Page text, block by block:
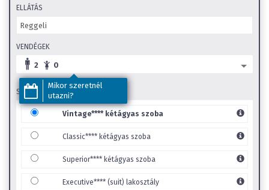
Mikor szeretnél
utazni?
ELLÁTÁS
VENDÉGEK
2 0
SZOBA TÍPUS
Vintage**** kétágyas szoba
Classic**** kétágyas szoba
Superior**** kétágyas szoba
Executive**** (suit) lakosztály